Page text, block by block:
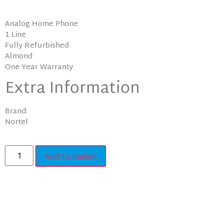
Analog Home Phone
1 Line
Fully Refurbished
Almond
One Year Warranty
Extra Information
Brand:
Nortel
Add to basket